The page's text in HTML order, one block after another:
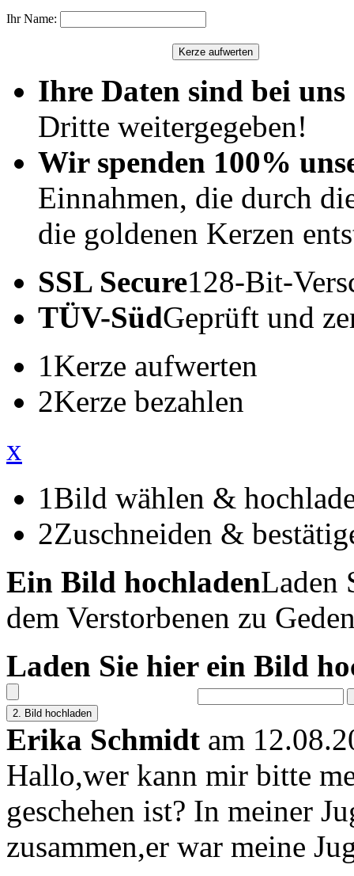
Ihr Name:
Ihre Daten sind bei uns
Dritte weitergegeben!
Wir spenden 100%
Einnahmen, die durch
die goldenen Kerzen
SSL Secure128-Bit-
TÜV-SüdGeprüft und
1Kerze aufwerten
2Kerze bezahlen
x
1Bild wählen &
2Zuschneiden &
Ein Bild hochladenLaden
dem Verstorbenen zu
Laden Sie hier ein Bild
Erika Schmidt am
Hallo,wer kann mir bitte
geschehen ist? In meiner
zusammen,er war meine